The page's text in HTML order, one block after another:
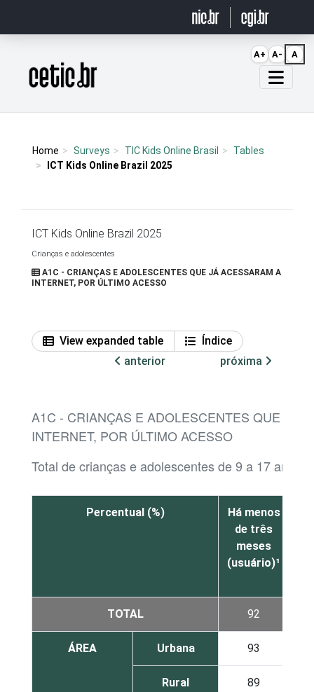
Página inicial
Home Surveys TIC Kids Online Brasil
Tables
ICT Kids Online Brazil 2025
ICT Kids Online Brazil 2025
Crianças e adolescentes
A1C - CRIANÇAS E ADOLESCENTES QUE JÁ ACESSARAM A
INTERNET, POR ÚLTIMO ACESSO
View expanded table
Índice
anterior
próxima
A1C - CRIANÇAS E ADOLESCENTES QUE JÁ
INTERNET, POR ÚLTIMO ACESSO
Total de crianças e adolescentes de 9 a 17 anos
Percentual (%)
Há menos
de três
meses
(usuário)¹
TOTAL 92
ÁREA Urbana 93
Rural 89
A+ A- A